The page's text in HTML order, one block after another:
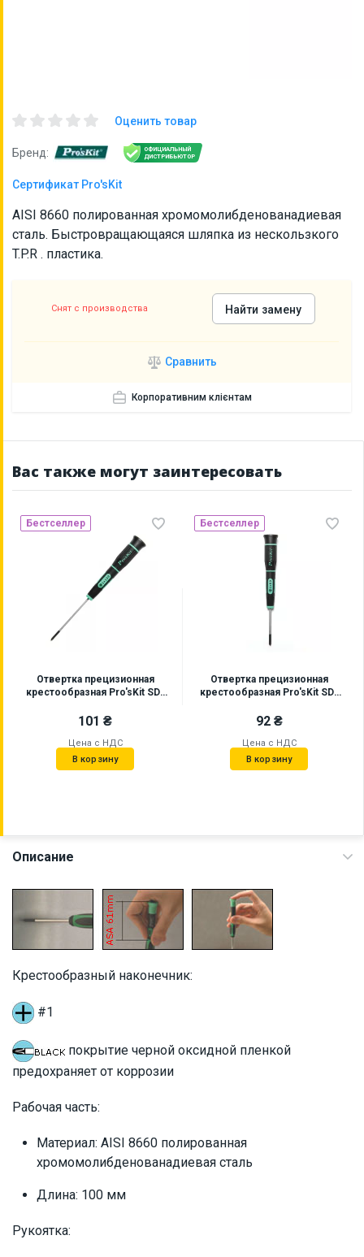
Оценить товар
Бренд:
ОФИЦИАЛЬНЫЙ
ДИСТРИБЬЮТОР
Сертификат Pro'sKit
AISI 8660 полированная хромомолибденованадиевая
сталь. Быстровращающаяся шляпка из нескользкого
T.P.R . пластика.
Снят с производства Найти замену
Сравнить
Корпоративним клієнтам
Вас также могут заинтересовать
Бестселлер
Отвертка прецизионная
крестообразная Pro'sKit SD-
101 ₴
Цена с НДС
В корзину
ID:840486 0.03 кг
Бестселлер
Отвертка прецизионная
крестообразная Pro'sKit SD-
92 ₴
Цена с НДС
В корзину
Наличие на складе:
Киев
Описание
Крестообразный наконечник:
#1
покрытие черной оксидной пленкой
предохраняет от коррозии
Рабочая часть:
Материал: AISI 8660 полированная
хромомолибденованадиевая сталь
Длина: 100 мм
Рукоятка: